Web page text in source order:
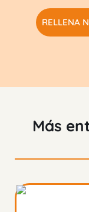
RELLENA
Más